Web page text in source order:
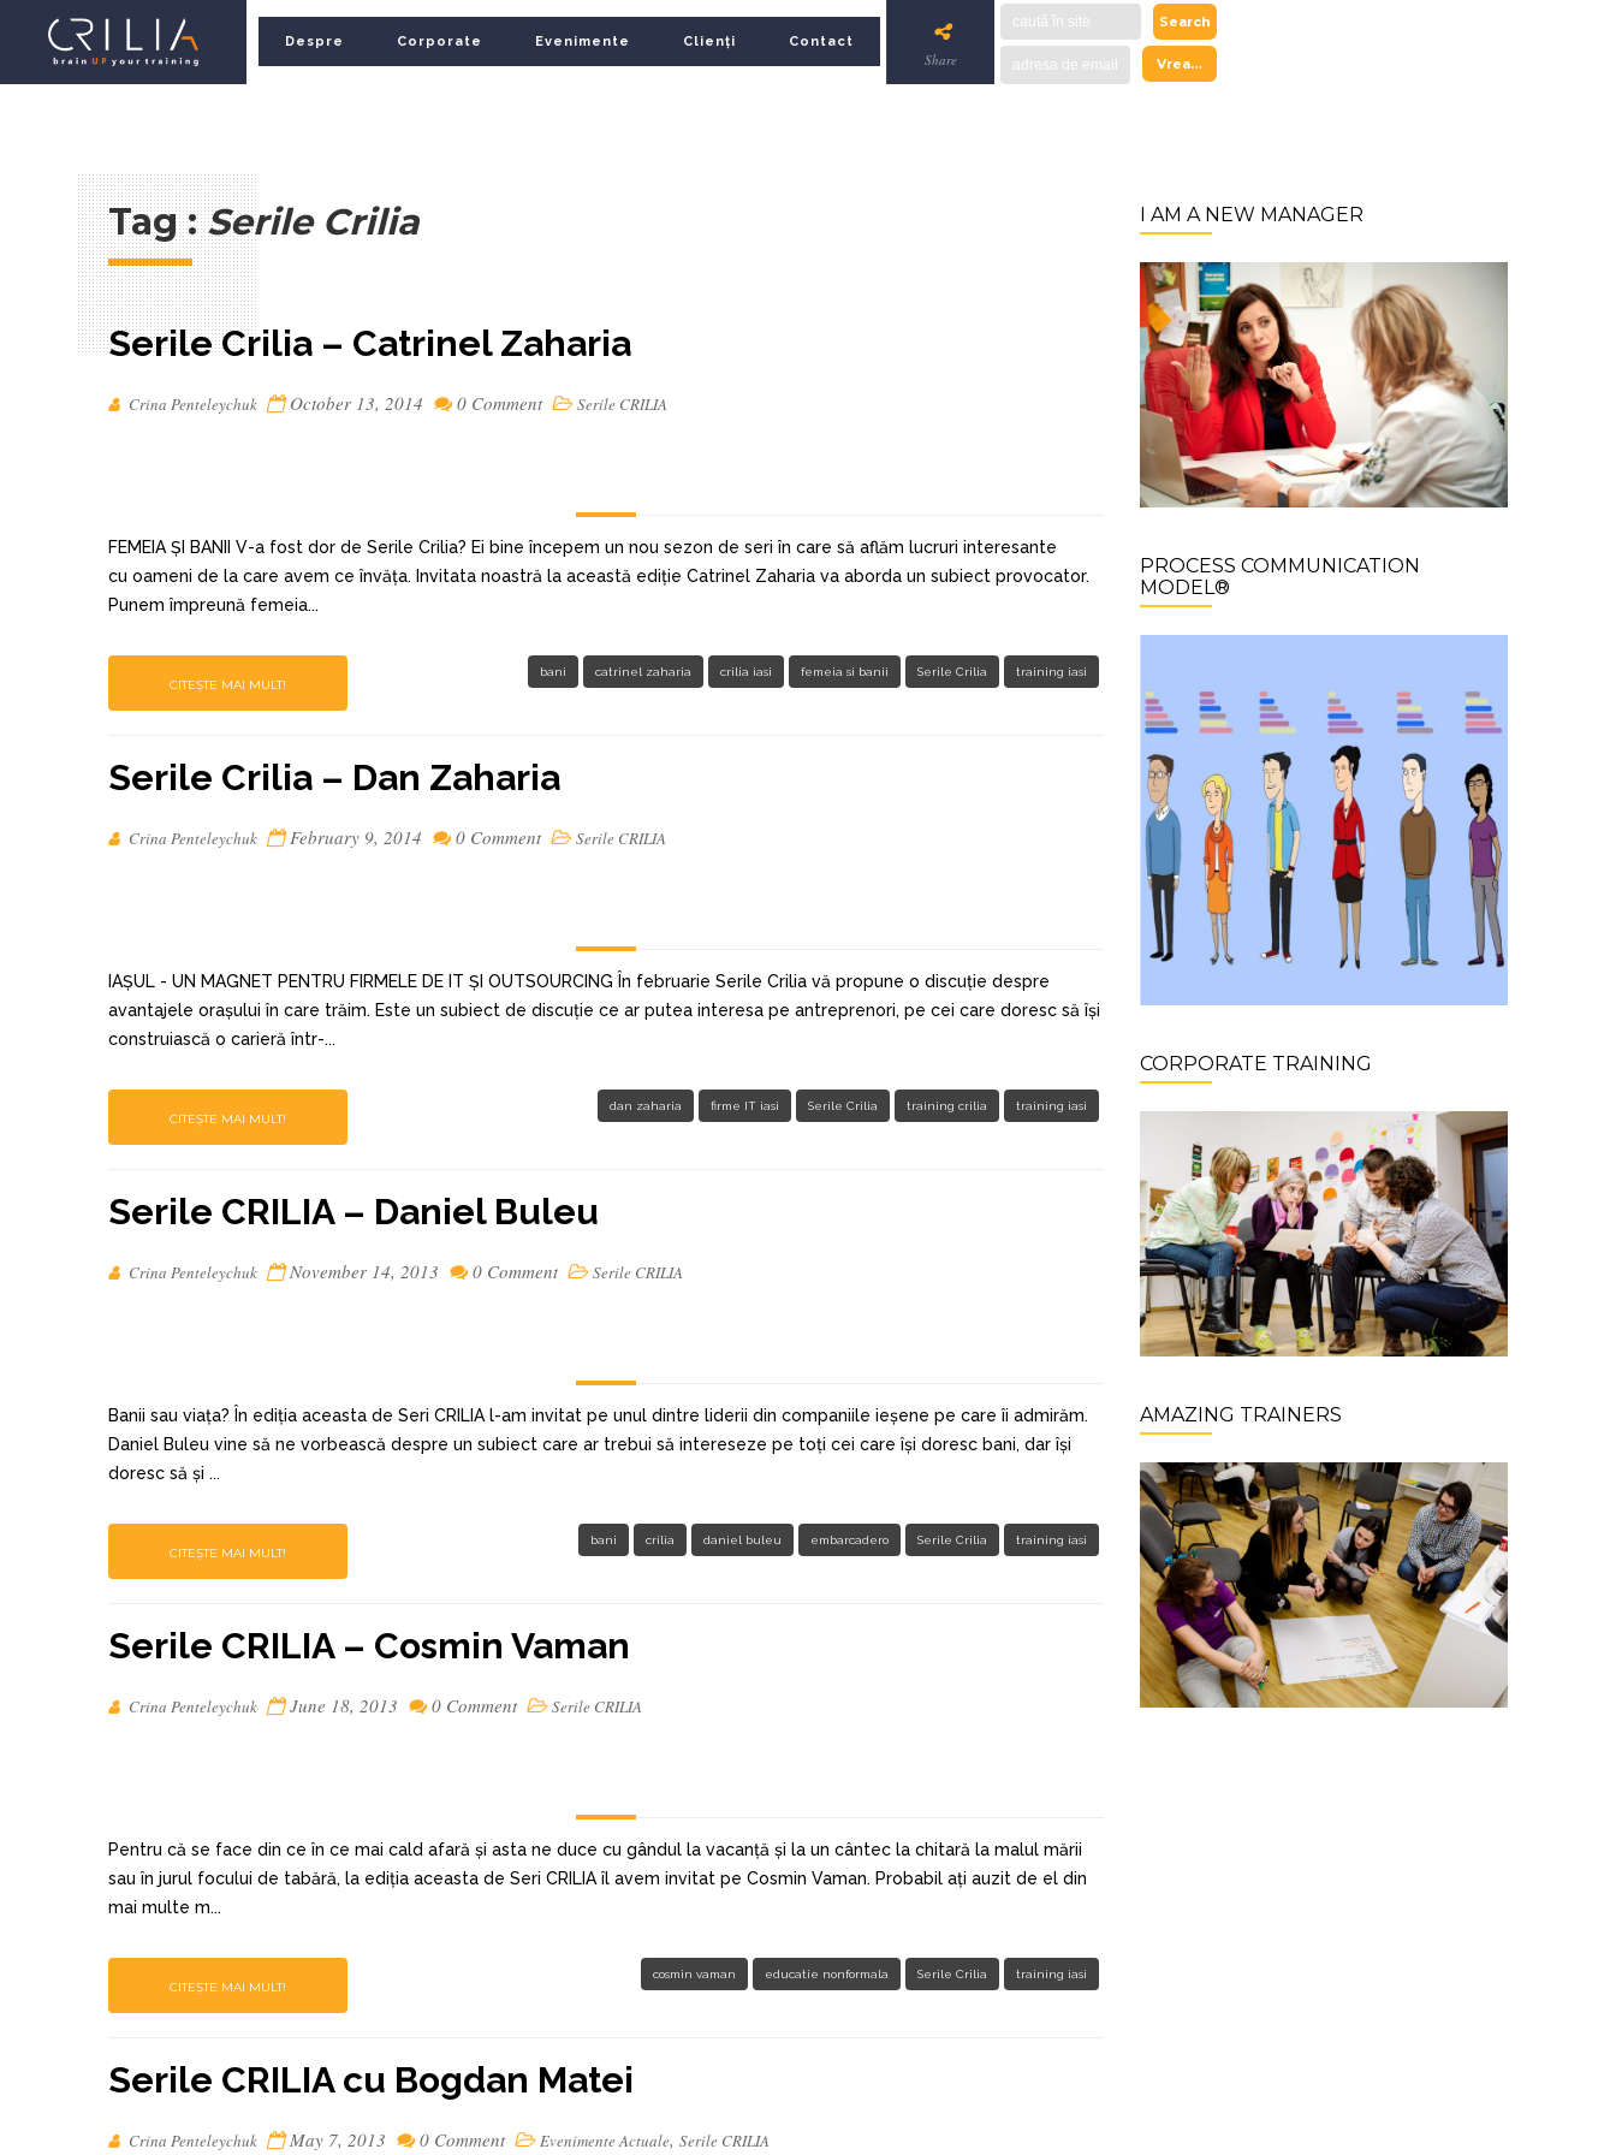
Despre Corporate Evenimente Clienți Contact
Share
Tag :Serile Crilia
Serile Crilia – Catrinel Zaharia
Crina Penteleychuk October 13, 2014 0 Comment Serile CRILIA
FEMEIA ȘI BANII V-a fost dor de Serile Crilia? Ei bine începem un nou sezon de seri în care să aflăm lucruri interesante
cu oameni de la care avem ce învăța. Invitata noastră la această ediție Catrinel Zaharia va aborda un subiect provocator.
Punem împreună femeia...
CITEȘTE MAI MULT!
bani catrinel zaharia crilia iasi femeia si banii Serile Crilia training iasi
Serile Crilia – Dan Zaharia
Crina Penteleychuk February 9, 2014 0 Comment Serile CRILIA
IAȘUL - UN MAGNET PENTRU FIRMELE DE IT ȘI OUTSOURCING În februarie Serile Crilia vă propune o discuție despre
avantajele orașului în care trăim. Este un subiect de discuție ce ar putea interesa pe antreprenori, pe cei care doresc să își
construiască o carieră într-...
CITEȘTE MAI MULT!
dan zaharia firme IT iasi Serile Crilia training crilia training iasi
Serile CRILIA – Daniel Buleu
Crina Penteleychuk November 14, 2013 0 Comment Serile CRILIA
Banii sau viața? În ediția aceasta de Seri CRILIA l-am invitat pe unul dintre liderii din companiile ieșene pe care îi admirăm.
Daniel Buleu vine să ne vorbească despre un subiect care ar trebui să intereseze pe toți cei care își doresc bani, dar își
doresc să și ...
CITEȘTE MAI MULT!
bani crilia daniel buleu embarcadero Serile Crilia training iasi
Serile CRILIA – Cosmin Vaman
Crina Penteleychuk June 18, 2013 0 Comment Serile CRILIA
Pentru că se face din ce în ce mai cald afară și asta ne duce cu gândul la vacanță și la un cântec la chitară la malul mării
sau în jurul focului de tabără, la ediția aceasta de Seri CRILIA îl avem invitat pe Cosmin Vaman. Probabil ați auzit de el din
mai multe m...
CITEȘTE MAI MULT!
cosmin vaman educatie nonformala Serile Crilia training iasi
Serile CRILIA cu Bogdan Matei
Crina Penteleychuk May 7, 2013 0 Comment Evenimente Actuale, Serile CRILIA
I AM A NEW MANAGER
PROCESS COMMUNICATION
MODEL®
CORPORATE TRAINING
AMAZING TRAINERS